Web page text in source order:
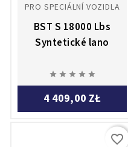
PRO SPECIÁLNÍ VOZIDLA
BST S 18000 Lbs
Syntetické lano
    
4 409,00 ZŁ
favorite_border